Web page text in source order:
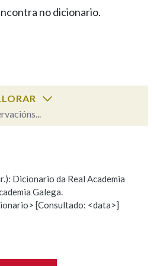
FIGURAS HOMENAXEADAS
PORTAL DAS PALABRAS
no dicionario.
Dicionario da Real Academia
Galega.
[Consultado: <data>]